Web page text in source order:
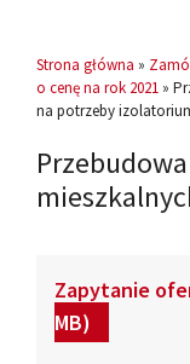
Strona główna »
o cenę na rok 2021 »
na potrzeby
Zapytanie
MB)